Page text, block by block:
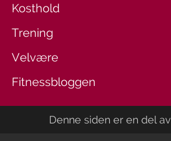
Kosthold
Trening
Velvære
Fitnessbloggen
Denne siden er en del av